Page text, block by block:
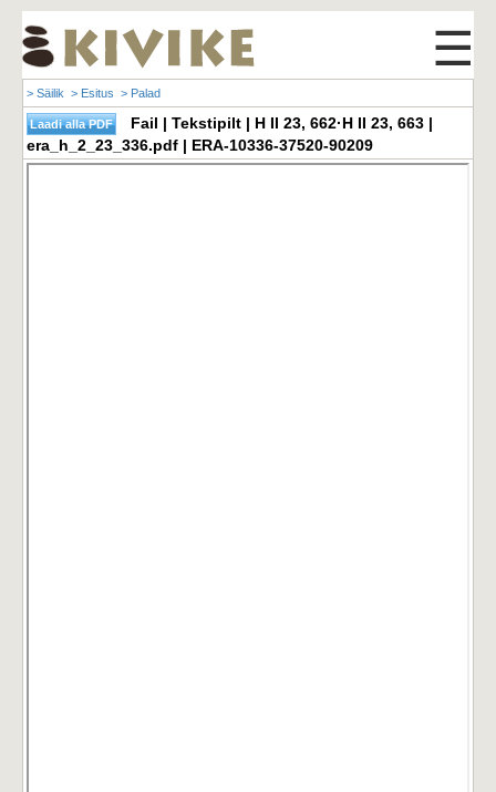
☰
> Säilik > Esitus > Palad
Fail | Tekstipilt | H II 23, 662·H II 23, 663 |
era_h_2_23_336.pdf | ERA-10336-37520-90209